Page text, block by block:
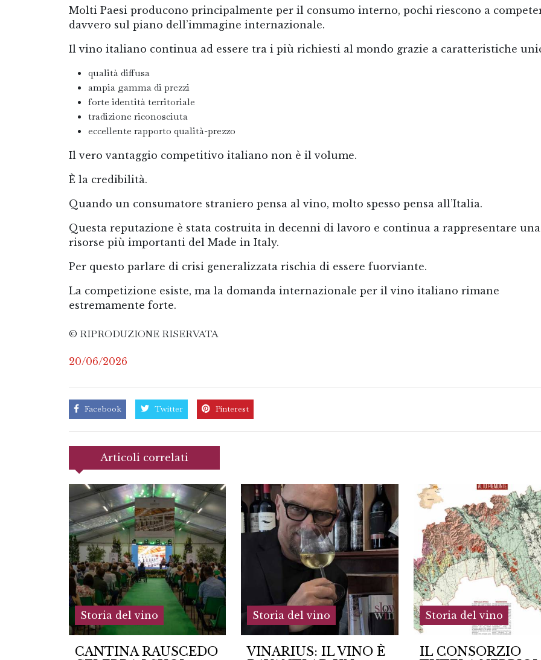
Molti Paesi producono principalmente per il consumo interno, pochi riescono a
davvero sul piano dell’immagine internazionale.
Il vino italiano continua ad essere tra i più richiesti al mondo grazie a caratteristiche
qualità diffusa
ampia gamma di prezzi
forte identità territoriale
tradizione riconosciuta
eccellente rapporto qualità-prezzo
Il vero vantaggio competitivo italiano non è il volume.
È la credibilità.
Quando un consumatore straniero pensa al vino, molto spesso pensa all’Italia.
Questa reputazione è stata costruita in decenni di lavoro e continua a rappresentare
risorse più importanti del Made in Italy.
Per questo parlare di crisi generalizzata rischia di essere fuorviante.
La competizione esiste, ma la domanda internazionale per il vino italiano rimane
estremamente forte.
© RIPRODUZIONE RISERVATA
20/06/2026
Facebook Twitter Pinterest
Articoli correlati
Storia del vino
VINARIUS: IL VINO È
Storia del vino
IL CONSORZIO
Storia del vino
Addio al Dott.